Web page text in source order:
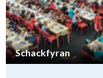
Schackfyran